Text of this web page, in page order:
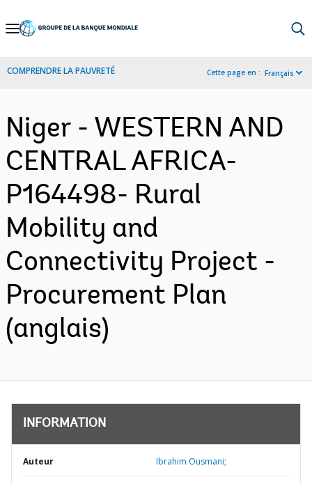
Skip
Navigation
COMPRENDRE LA PAUVRETÉ Cette page en : Français
Niger - WESTERN AND
CENTRAL AFRICA-
P164498- Rural
Mobility and
Connectivity Project -
Procurement Plan
(anglais)
INFORMATION
Auteur Ibrahim Ousmani;